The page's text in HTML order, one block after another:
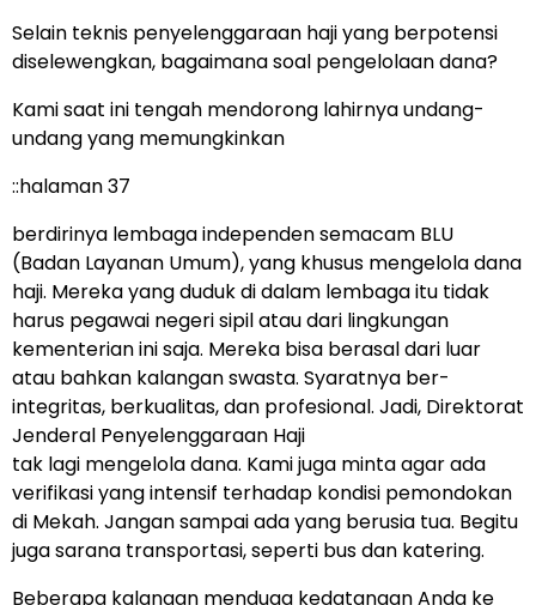
Selain teknis penyelenggaraan haji yang berpotensi
diselewengkan, bagaimana soal pengelolaan dana?
Kami saat ini tengah mendorong lahirnya undang-
undang yang memungkinkan
::halaman 37
berdirinya lembaga independen semacam BLU
(Badan Layanan Umum), yang khusus mengelola dana
haji. Mereka yang duduk di dalam lembaga itu tidak
harus pegawai negeri sipil atau dari lingkungan
kementerian ini saja. Mereka bisa berasal dari luar
atau bahkan kalangan swasta. Syaratnya ber-
integritas, berkualitas, dan profesional. Jadi, Direktorat
Jenderal Penyelenggaraan Haji
tak lagi mengelola dana. Kami juga minta agar ada
verifikasi yang intensif terhadap kondisi pemondokan
di Mekah. Jangan sampai ada yang berusia tua. Begitu
juga sarana transportasi, seperti bus dan katering.
Beberapa kalangan menduga kedatangan Anda ke